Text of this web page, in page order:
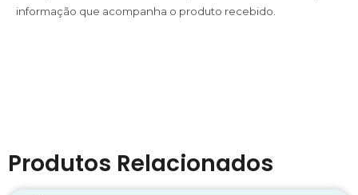
informação que acompanha o produto recebido.
Produtos Relacionados